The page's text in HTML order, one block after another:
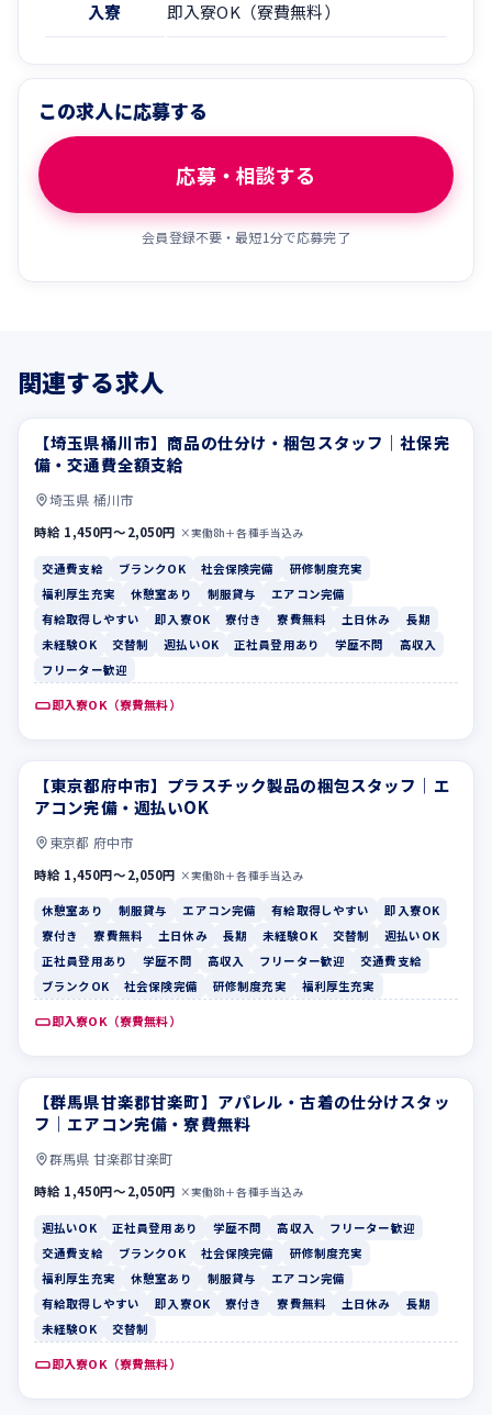
入寮 即入寮OK（寮費無料）
この求人に応募する
応募・相談する
会員登録不要・最短1分で応募完了
関連する求人
交通費支給 ブランクOK
【埼玉県桶川市】商品の仕分け・梱包スタッフ｜社保完
備・交通費全額支給
埼玉県 桶川市
時給 1,450円〜2,050円 ×実働8h＋各種手当込み
交通費支給 ブランクOK 社会保険完備
研修制度充実
福利厚生充実
休憩室あり 制服貸与
エアコン完備
有給取得しやすい
即入寮OK 寮付き 寮費無料 土日休み
長期
未経験OK
交替制 週払いOK 正社員登用あり 学歴不問
高収入
フリーター歓迎
即入寮OK（寮費無料）
休憩室あり 制服貸与
【東京都府中市】プラスチック製品の梱包スタッフ｜エ
アコン完備・週払いOK
東京都 府中市
時給 1,450円〜2,050円 ×実働8h＋各種手当込み
休憩室あり 制服貸与 エアコン完備 有給取得しやすい
即入寮OK
寮付き
寮費無料 土日休み 長期 未経験OK 交替制
週払いOK
正社員登用あり
学歴不問 高収入 フリーター歓迎
交通費支給
ブランクOK
社会保険完備 研修制度充実 福利厚生充実
即入寮OK（寮費無料）
週払いOK 正社員登用あり
【群馬県甘楽郡甘楽町】アパレル・古着の仕分けスタッ
フ｜エアコン完備・寮費無料
群馬県 甘楽郡甘楽町
時給 1,450円〜2,050円 ×実働8h＋各種手当込み
週払いOK 正社員登用あり 学歴不問 高収入
フリーター歓迎
交通費支給
ブランクOK 社会保険完備
研修制度充実
福利厚生充実
休憩室あり 制服貸与
エアコン完備
有給取得しやすい
即入寮OK 寮付き 寮費無料 土日休み
長期
未経験OK
交替制
即入寮OK（寮費無料）